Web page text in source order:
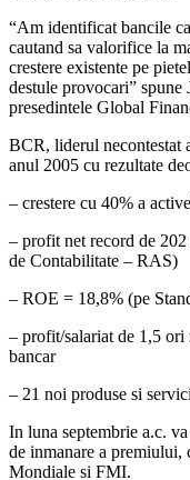
“Am identificat bancile
cautand sa valorifice la
crestere existente pe
destule provocari”
presedintele Global
BCR, liderul necontestat
anul 2005 cu rezultate
– crestere cu 40% a
– profit net record de
de Contabilitate – RAS)
– ROE = 18,8% (pe
– profit/salariat de 1,5 ori
bancar
– 21 noi produse si
In luna septembrie a.c.
de inmanare a
Mondiale si FMI.